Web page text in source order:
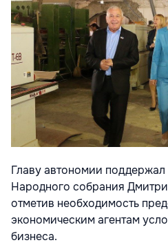
Главу автономии поддержал
Народного собрания
отметив необходимость
экономическим агентам
бизнеса.